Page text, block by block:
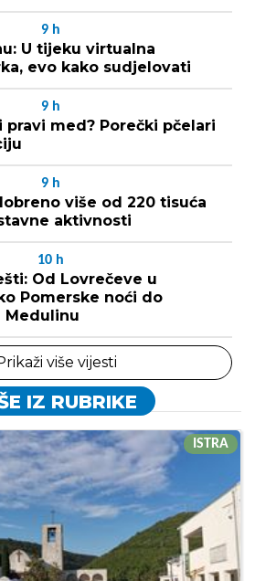
9 h
U tijeku virtualna
evo kako sudjelovati
9 h
pravi med? Porečki pčelari
9 h
više od 220 tisuća
aktivnosti
10 h
Od Lovrečeve u
Pomerske noći do
Medulinu
više vijesti
IZ RUBRIKE
ISTRA